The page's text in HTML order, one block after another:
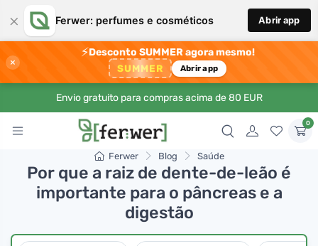
× Ferwer: perfumes e cosméticos Abrir app
×
⚡Desconto SUMMER agora mesmo!
SUMMER Abrir app
Envio gratuito para compras acima de 80 EUR
0
Ferwer Blog Saúde
Por que a raiz de dente-de-leão é
importante para o pâncreas e a
digestão